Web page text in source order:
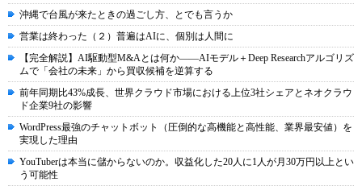
沖縄で台風が来たときの過ごし方、とでも言うか
営業は終わった（２）普遍はAIに、個別は人間に
【完全解説】AI駆動型M&Aとは何か――AIモデル＋Deep Researchアルゴリズ
ムで「会社の未来」から買収候補を逆算する
前年同期比43%成長、世界クラウド市場における上位3社シェアとネオクラウ
ド企業9社の影響
WordPress最強のチャットボット（圧倒的な高機能と高性能、業界最安値）を
実現した理由
YouTuberは本当に儲からないのか。収益化した20人に1人が月30万円以上とい
う可能性